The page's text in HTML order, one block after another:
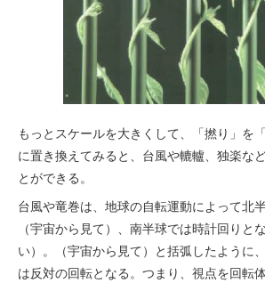
もっとスケールを大きくして、「撚り」を
に置き換えてみると、台風や轆轤、独楽な
とができる。
台風や竜巻は、地球の自転運動によって北
（宇宙から見て）、南半球では時計回りと
い）。（宇宙から見て）と括弧したように
は反対の回転となる。つまり、視点を回転